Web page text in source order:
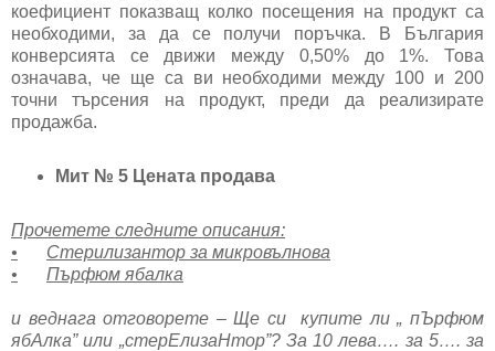
коефициент показващ колко посещения на продукт са
необходими, за да се получи поръчка. В България
конверсията се движи между 0,50% до 1%. Това
означава, че ще са ви необходими между 100 и 200
точни търсения на продукт, преди да реализирате
продажба.
Мит № 5 Цената продава
Прочетете следните описания:
•
Стерилизантор за микровълнова
•
Пърфюм ябалка
и веднага отговорете – Ще си купите ли „ пЪрфюм
ябАлка” или „стерЕлизаНтор”? За 10 лева…. за 5…. за